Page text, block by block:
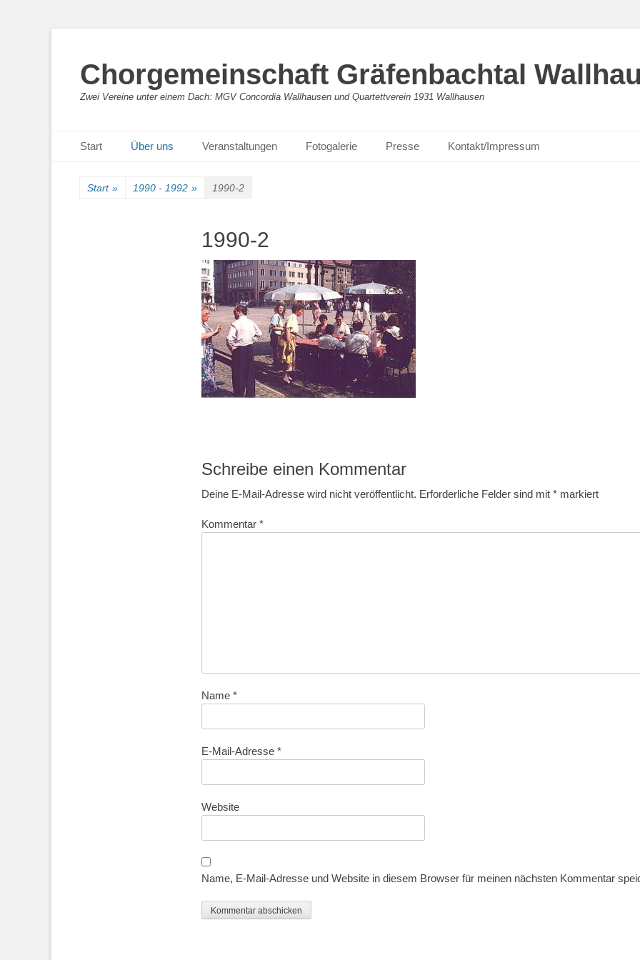
Chorgemeinschaft Gräfenbachtal
Zwei Vereine unter einem Dach: MGV Concordia Wallhausen und Quartettverein 1931 Wallhausen
Primäres Menü
Inhalt
Start Über uns Veranstaltungen Fotogalerie Presse Kontakt/Impressum
Start » 1990 - 1992 » 1990-2
1990-2
Schreibe einen Kommentar
Deine E-Mail-Adresse wird nicht veröffentlicht. Erforderliche Felder sind mit * markiert
Kommentar *
Name *
E-Mail-Adresse *
Website
Name, E-Mail-Adresse und Website in diesem Browser für meinen nächsten Kommentar